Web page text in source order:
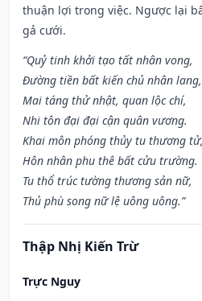
thuận lợi trong việc. Ngược lại
gả cưới.
“Quỷ tinh khởi tạo tất nhân vong,
Đường tiền bất kiến chủ nhân lang,
Mai táng thử nhật, quan lộc chí,
Nhi tôn đại đại cận quân vương.
Khai môn phóng thủy tu thương tử,
Hôn nhân phu thê bất cửu trường.
Tu thổ trúc tường thương sản nữ,
Thủ phù song nữ lệ uông uông.”
Thập Nhị Kiến Trừ
Trực Nguy